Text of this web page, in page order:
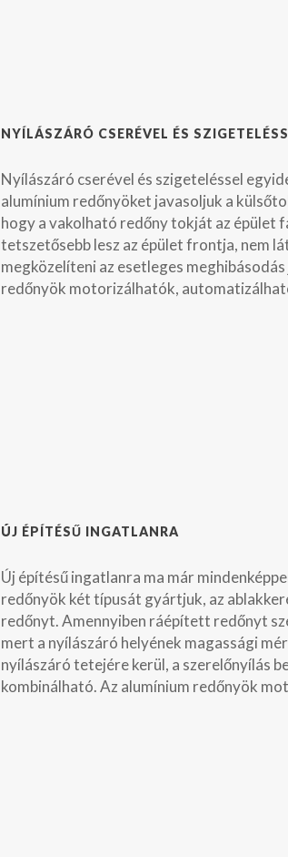
NYÍLÁSZÁRÓ CSERÉVEL ÉS
Nyílászáró cserével és szigeteléssel
alumínium redőnyöket javasoljuk a
hogy a vakolható redőny tokját az épület
tetszetősebb lesz az épület frontja, nem
megközelíteni az esetleges
redőnyök motorizálhatók,
ÚJ ÉPÍTÉSŰ INGATLANRA
Új építésű ingatlanra ma már
redőnyök két típusát gyártjuk, az
redőnyt. Amennyiben ráépített redőnyt
mert a nyílászáró helyének magassági
nyílászáró tetejére kerül, a szerelőnyílás
kombinálható. Az alumínium redőnyök